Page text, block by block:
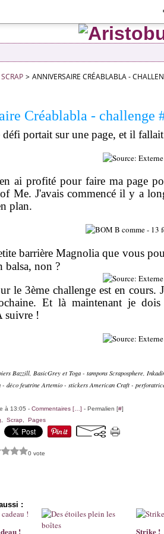
SCRAP > ANNIVERSAIRE CRÉABLABLA -
Créablabla - challenge
portait sur une page, et il
ai profité pour faire ma page
Me. J'avais commencé il y a
plan.
barrière Magnolia que vous
balsa, non ?
le 3ème challenge est en cours.
Et là maintenant je
suivre !
Bazzill, BasicGrey et Toga - tampons Scraposphere,
- déco feutrine Artemio - stickers American Craft -
à 13:05 - Commentaires [ ] - Permalien [#]
Scrap Pages
0 vote
:
! Strike !